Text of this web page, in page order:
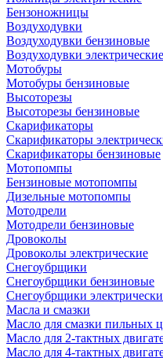
Бензоножницы
Воздуходувки
Воздуходувки бензиновые
Воздуходувки электрические
Мотобуры
Мотобуры бензиновые
Высоторезы
Высоторезы бензиновые
Скарификаторы
Скарификаторы
Скарификаторы бензиновые
Мотопомпы
Бензиновые мотопомпы
Дизельные мотопомпы
Мотодрели
Мотодрели бензиновые
Дровоколы
Дровоколы электрические
Снегоубрщики
Снегоубрщики бензиновые
Снегоубрщики
Масла и смазки
Масло для смазки пильных
Масло для 2-тактных
Масло для 4-тактных